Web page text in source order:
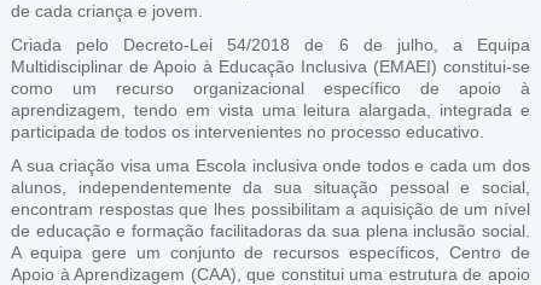
de cada criança e jovem.
Criada pelo Decreto-Lei 54/2018 de 6 de julho, a Equipa
Multidisciplinar de Apoio à Educação Inclusiva (EMAEI) constitui-se
como um recurso organizacional específico de apoio à
aprendizagem, tendo em vista uma leitura alargada, integrada e
participada de todos os intervenientes no processo educativo.
A sua criação visa uma Escola inclusiva onde todos e cada um dos
alunos, independentemente da sua situação pessoal e social,
encontram respostas que lhes possibilitam a aquisição de um nível
de educação e formação facilitadoras da sua plena inclusão social.
A equipa gere um conjunto de recursos específicos, Centro de
Apoio à Aprendizagem (CAA), que constitui uma estrutura de apoio